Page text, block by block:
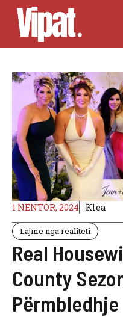
Skip
content
1 NËNTOR, 2024 Klea
Lajme nga realiteti
Real
County
Përmbledhje